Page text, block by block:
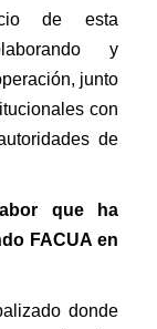
de esta
y
junto
con
de
que ha
FACUA en
donde